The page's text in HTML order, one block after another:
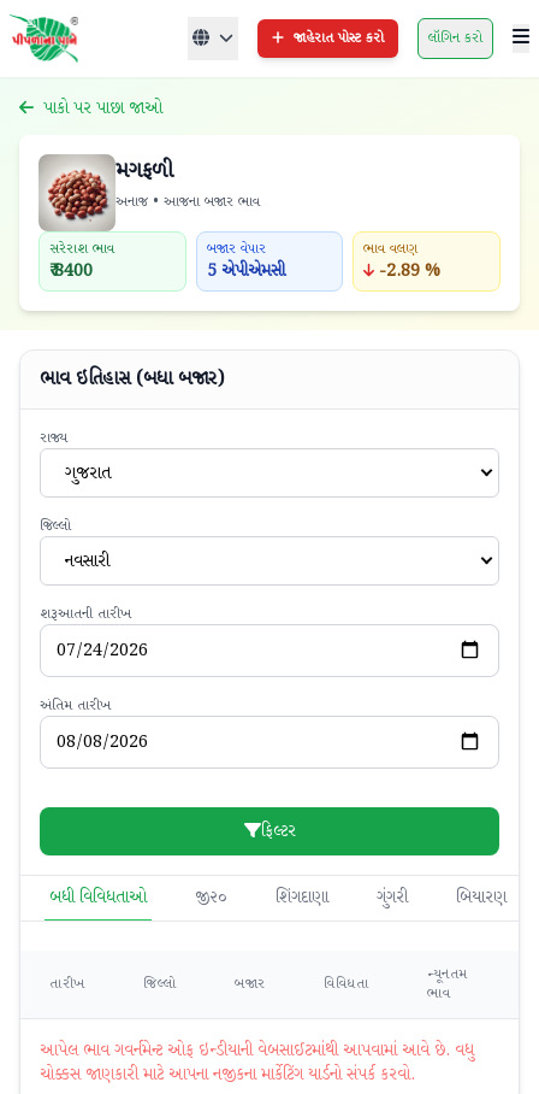
જાહેરાત પોસ્ટ કરો લૉગિન કરો
પાકો પર પાછા જાઓ
મગફળી
અનાજ • આજના બજાર ભાવ
સરેરાશ ભાવ
₹ 8400
બજાર વેપાર
5 એપીએમસી
ભાવ વલણ
-2.89 %
ભાવ ઇતિહાસ (બધા બજાર)
રાજ્ય
ગુજરાત
જિલ્લો
નવસારી
શરૂઆતની તારીખ
અંતિમ તારીખ
ફિલ્ટર
બધી વિવિધતાઓ જી૨૦ શિંગદાણા ગુંગરી બિયારણ
તારીખ જિલ્લો બજાર વિવિધતા
ન્યૂનતમ
ભાવ
આપેલ ભાવ ગવર્નમેન્ટ ઓફ ઇન્ડીયાની વેબસાઈટમાંથી આપવામાં આવે છે. વધુ
ચોક્કસ જાણકારી માટે આપના નજીકના માર્કેટિંગ યાર્ડનો સંપર્ક કરવો.